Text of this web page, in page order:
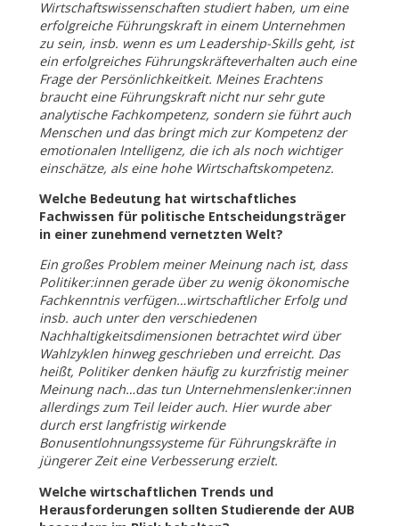
Wirtschaftswissenschaften studiert haben, um eine
erfolgreiche Führungskraft in einem Unternehmen
zu sein, insb. wenn es um Leadership-Skills geht, ist
ein erfolgreiches Führungskräfteverhalten auch eine
Frage der Persönlichkeitkeit. Meines Erachtens
braucht eine Führungskraft nicht nur sehr gute
analytische Fachkompetenz, sondern sie führt auch
Menschen und das bringt mich zur Kompetenz der
emotionalen Intelligenz, die ich als noch wichtiger
einschätze, als eine hohe Wirtschaftskompetenz.
Welche Bedeutung hat wirtschaftliches
Fachwissen für politische Entscheidungsträger
in einer zunehmend vernetzten Welt?
Ein großes Problem meiner Meinung nach ist, dass
Politiker:innen gerade über zu wenig ökonomische
Fachkenntnis verfügen…wirtschaftlicher Erfolg und
insb. auch unter den verschiedenen
Nachhaltigkeitsdimensionen betrachtet wird über
Wahlzyklen hinweg geschrieben und erreicht. Das
heißt, Politiker denken häufig zu kurzfristig meiner
Meinung nach…das tun Unternehmenslenker:innen
allerdings zum Teil leider auch. Hier wurde aber
durch erst langfristig wirkende
Bonusentlohnungssysteme für Führungskräfte in
jüngerer Zeit eine Verbesserung erzielt.
Welche wirtschaftlichen Trends und
Herausforderungen sollten Studierende der AUB